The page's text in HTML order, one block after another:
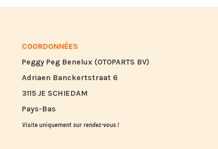
COORDONNÉES
Peggy Peg Benelux (OTOPARTS BV)
Adriaen Banckertstraat 6
3115 JE SCHIEDAM
Pays-Bas
Visite uniquement sur rendez-vous !